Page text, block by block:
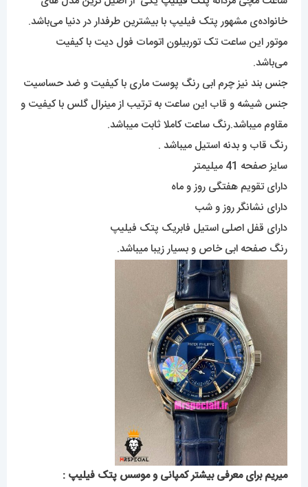
خانواده‌ی مشهور پتک فیلیپ با بیشترین طرفدار در دنیا می‌باشد.
موتور این ساعت تک توربیلون اتومات فول دیت با کیفیت
می‌باشد.
جنس بند نیز چرم ابی رنگ پوست ماری با کیفیت و ضد حساسیت
جنس شیشه و قاب این ساعت به ترتیب از مینرال گلس با کیفیت و
مقاوم میباشد.رنگ ساعت کاملا ثابت میباشد.
رنگ قاب و بدنه استیل میباشد .
سایز صفحه 41 میلیمتر
دارای تقویم هفتگی روز و ماه
دارای نشانگر روز و شب
دارای قفل اصلی استیل فابریک پتک فیلیپ
رنگ صفحه ابی خاص و بسیار زیبا میباشد.
میریم برای معرفی بیشتر کمپانی و موسس پتک فیلیپ :